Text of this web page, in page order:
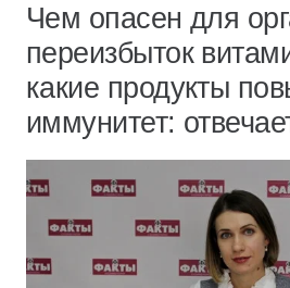
Чем опасен для
переизбыток
какие продукты
иммунитет: